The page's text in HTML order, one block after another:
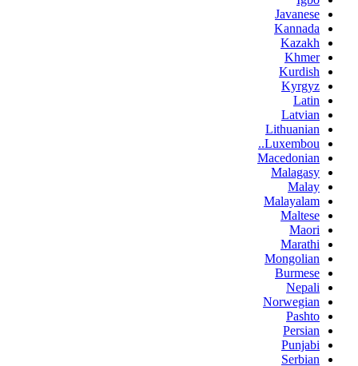
Javanese
Kannada
Kazakh
Khmer
Kurdish
Kyrgyz
Latin
Latvian
Lithuanian
Luxembou..
Macedonian
Malagasy
Malay
Malayalam
Maltese
Maori
Marathi
Mongolian
Burmese
Nepali
Norwegian
Pashto
Persian
Punjabi
Serbian